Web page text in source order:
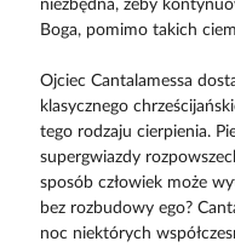
niezbędna, żeby
Boga, pomimo takich
Ojciec Cantalamessa
klasycznego
tego rodzaju cierpienia.
supergwiazdy
sposób człowiek może
bez rozbudowy ego?
noc niektórych